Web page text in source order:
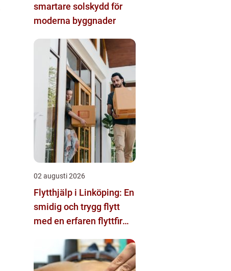
smartare solskydd för
moderna byggnader
02 augusti 2026
Flytthjälp i Linköping: En
smidig och trygg flytt
med en erfaren flyttfirma